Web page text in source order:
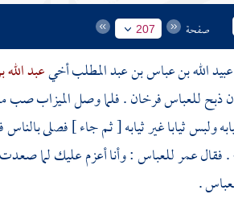
صفحة 207
عبيد الله بن عباس بن عبد المطلبأخيعبد
ذبحللعباسفرخان . فلما وصل الميزاب صب
ولبس ثيابا غير ثيابه [ ثم جاء ] فصلى بالناس
فقالعمرللعباس: وأنا أعزم عليك لما
.